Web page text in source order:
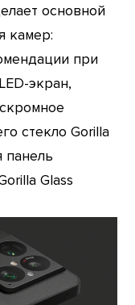
основной
камер:
при
экран,
стекло Gorilla
панель
Glass